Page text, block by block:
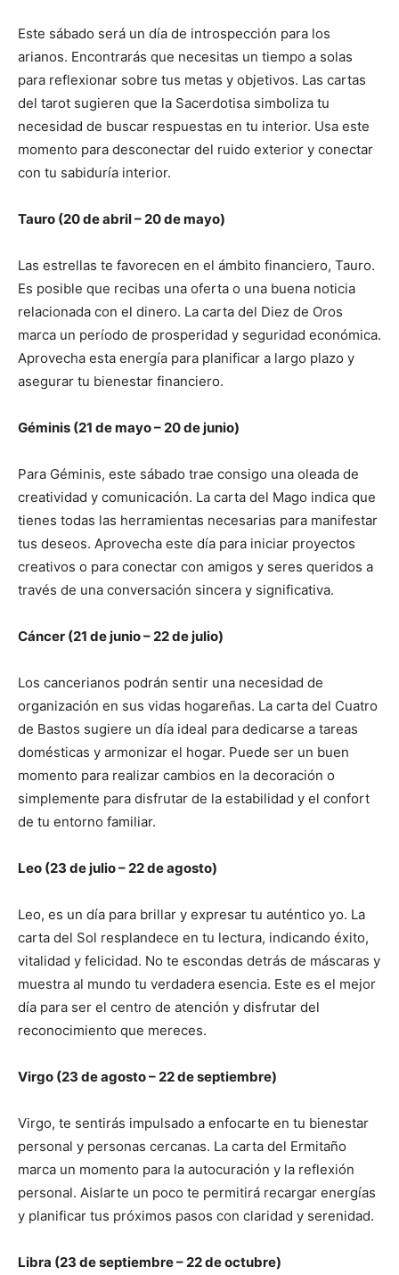
Este sábado será un día de introspección para los
arianos. Encontrarás que necesitas un tiempo a solas
para reflexionar sobre tus metas y objetivos. Las cartas
del tarot sugieren que la Sacerdotisa simboliza tu
necesidad de buscar respuestas en tu interior. Usa este
momento para desconectar del ruido exterior y conectar
con tu sabiduría interior.
Tauro (20 de abril – 20 de mayo)
Las estrellas te favorecen en el ámbito financiero, Tauro.
Es posible que recibas una oferta o una buena noticia
relacionada con el dinero. La carta del Diez de Oros
marca un período de prosperidad y seguridad económica.
Aprovecha esta energía para planificar a largo plazo y
asegurar tu bienestar financiero.
Géminis (21 de mayo – 20 de junio)
Para Géminis, este sábado trae consigo una oleada de
creatividad y comunicación. La carta del Mago indica que
tienes todas las herramientas necesarias para manifestar
tus deseos. Aprovecha este día para iniciar proyectos
creativos o para conectar con amigos y seres queridos a
través de una conversación sincera y significativa.
Cáncer (21 de junio – 22 de julio)
Los cancerianos podrán sentir una necesidad de
organización en sus vidas hogareñas. La carta del Cuatro
de Bastos sugiere un día ideal para dedicarse a tareas
domésticas y armonizar el hogar. Puede ser un buen
momento para realizar cambios en la decoración o
simplemente para disfrutar de la estabilidad y el confort
de tu entorno familiar.
Leo (23 de julio – 22 de agosto)
Leo, es un día para brillar y expresar tu auténtico yo. La
carta del Sol resplandece en tu lectura, indicando éxito,
vitalidad y felicidad. No te escondas detrás de máscaras y
muestra al mundo tu verdadera esencia. Este es el mejor
día para ser el centro de atención y disfrutar del
reconocimiento que mereces.
Virgo (23 de agosto – 22 de septiembre)
Virgo, te sentirás impulsado a enfocarte en tu bienestar
personal y personas cercanas. La carta del Ermitaño
marca un momento para la autocuración y la reflexión
personal. Aislarte un poco te permitirá recargar energías
y planificar tus próximos pasos con claridad y serenidad.
Libra (23 de septiembre – 22 de octubre)